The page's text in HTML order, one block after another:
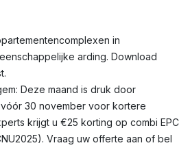
in
arding. Download
Deze maand is druk door
30 november voor kortere
krijgt u €25 korting op combi EPC
Vraag uw offerte aan of bel